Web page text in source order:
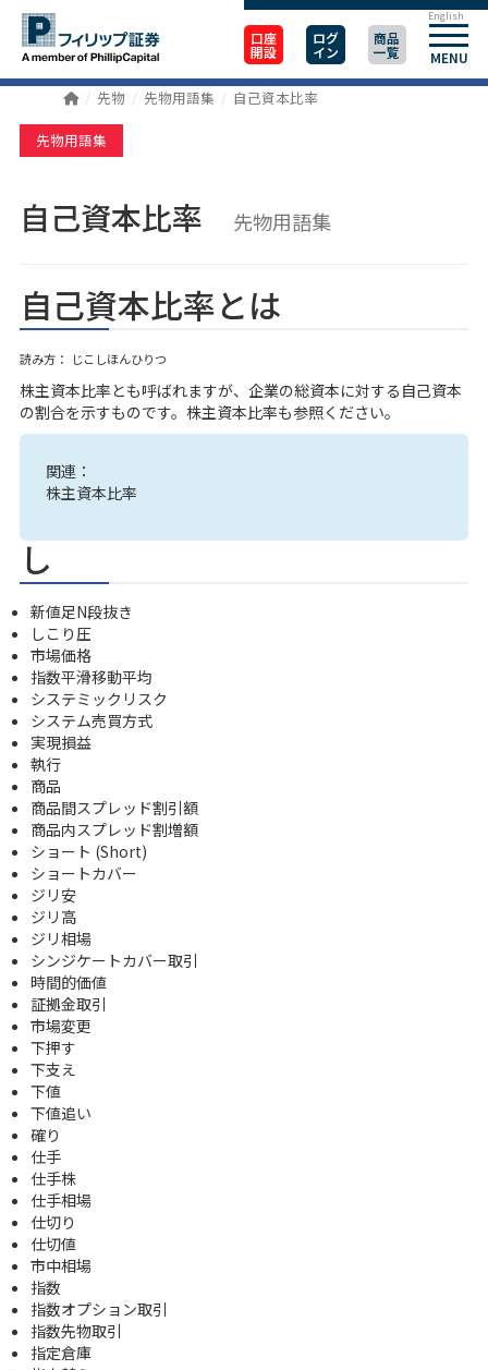
口座
開設
ログ
イン
商品
一覧 MENU
English
先物 先物用語集 自己資本比率
先物用語集
自己資本比率 先物用語集
自己資本比率とは
読み方： じこしほんひりつ
株主資本比率とも呼ばれますが、企業の総資本に対する自己資本
の割合を示すものです。株主資本比率も参照ください。
関連：
株主資本比率
し
新値足N段抜き
しこり圧
市場価格
指数平滑移動平均
システミックリスク
システム売買方式
実現損益
執行
商品
商品間スプレッド割引額
商品内スプレッド割増額
ショート (Short)
ショートカバー
ジリ安
ジリ高
ジリ相場
シンジケートカバー取引
時間的価値
証拠金取引
市場変更
下押す
下支え
下値
下値追い
確り
仕手
仕手株
仕手相場
仕切り
仕切値
市中相場
指数
指数オプション取引
指数先物取引
指定倉庫